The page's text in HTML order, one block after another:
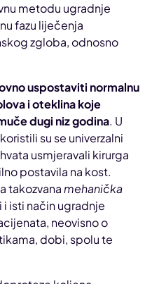
metodu ugradnje
fazu liječenja
zgloba, odnosno
uspostaviti normalnu
i oteklina koje
dugi niz godina. U
su se univerzalni
usmjeravali kirurga
postavila na kost.
takozvanamehanička
i isti način ugradnje
neovisno o
dobi, spolu te